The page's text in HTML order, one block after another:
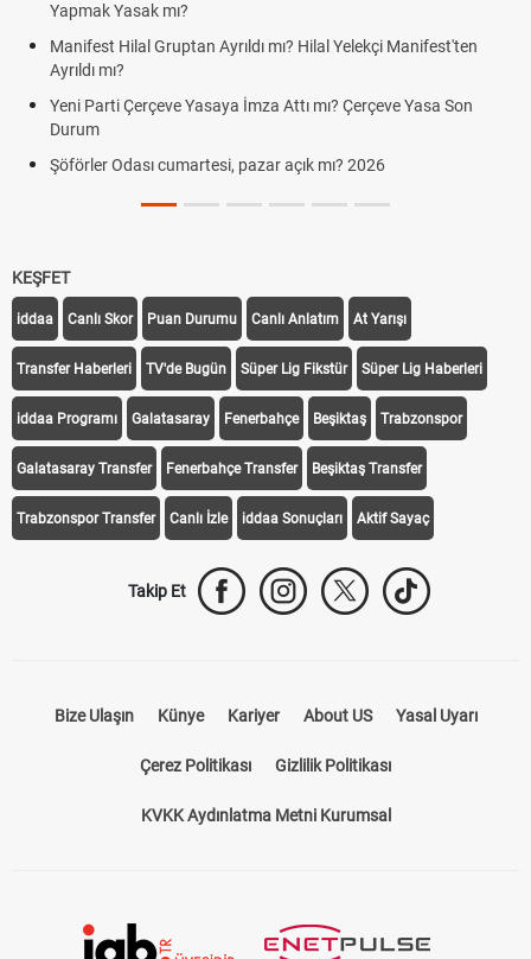
Yapmak Yasak mı?
Manifest Hilal Gruptan Ayrıldı mı? Hilal Yelekçi Manifest'ten
Ayrıldı mı?
Yeni Parti Çerçeve Yasaya İmza Attı mı? Çerçeve Yasa Son
Durum
Şöförler Odası cumartesi, pazar açık mı? 2026
KEŞFET
iddaa Canlı Skor Puan Durumu Canlı Anlatım At Yarışı
Transfer Haberleri TV'de Bugün Süper Lig Fikstür Süper Lig Haberleri
iddaa Programı Galatasaray Fenerbahçe Beşiktaş Trabzonspor
Galatasaray Transfer Fenerbahçe Transfer Beşiktaş Transfer
Trabzonspor Transfer Canlı İzle iddaa Sonuçları Aktif Sayaç
Takip Et
Bize Ulaşın Künye Kariyer About US Yasal Uyarı
Çerez Politikası Gizlilik Politikası
KVKK Aydınlatma Metni Kurumsal